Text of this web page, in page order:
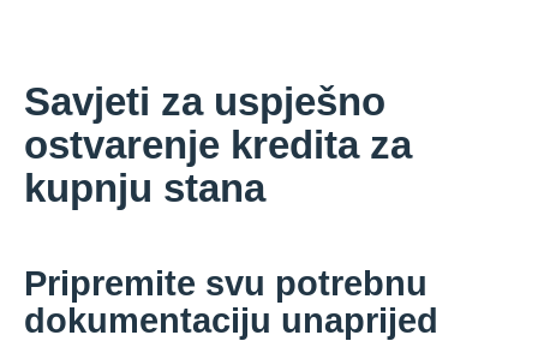
Savjeti za uspješno
ostvarenje kredita za
kupnju stana
Pripremite svu potrebnu
dokumentaciju unaprijed